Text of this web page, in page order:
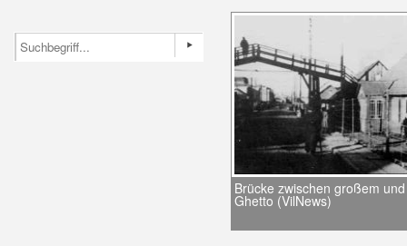
Brücke zwischen großem
Ghetto (VilNews)